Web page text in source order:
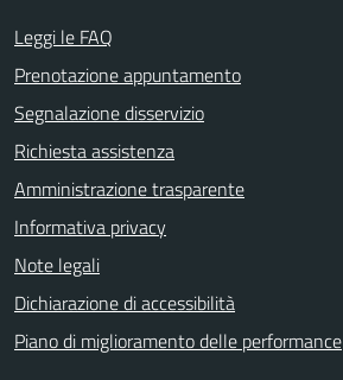
Leggi le FAQ
Prenotazione appuntamento
Segnalazione disservizio
Richiesta assistenza
Amministrazione trasparente
Informativa privacy
Note legali
Dichiarazione di accessibilità
Piano di miglioramento delle performance